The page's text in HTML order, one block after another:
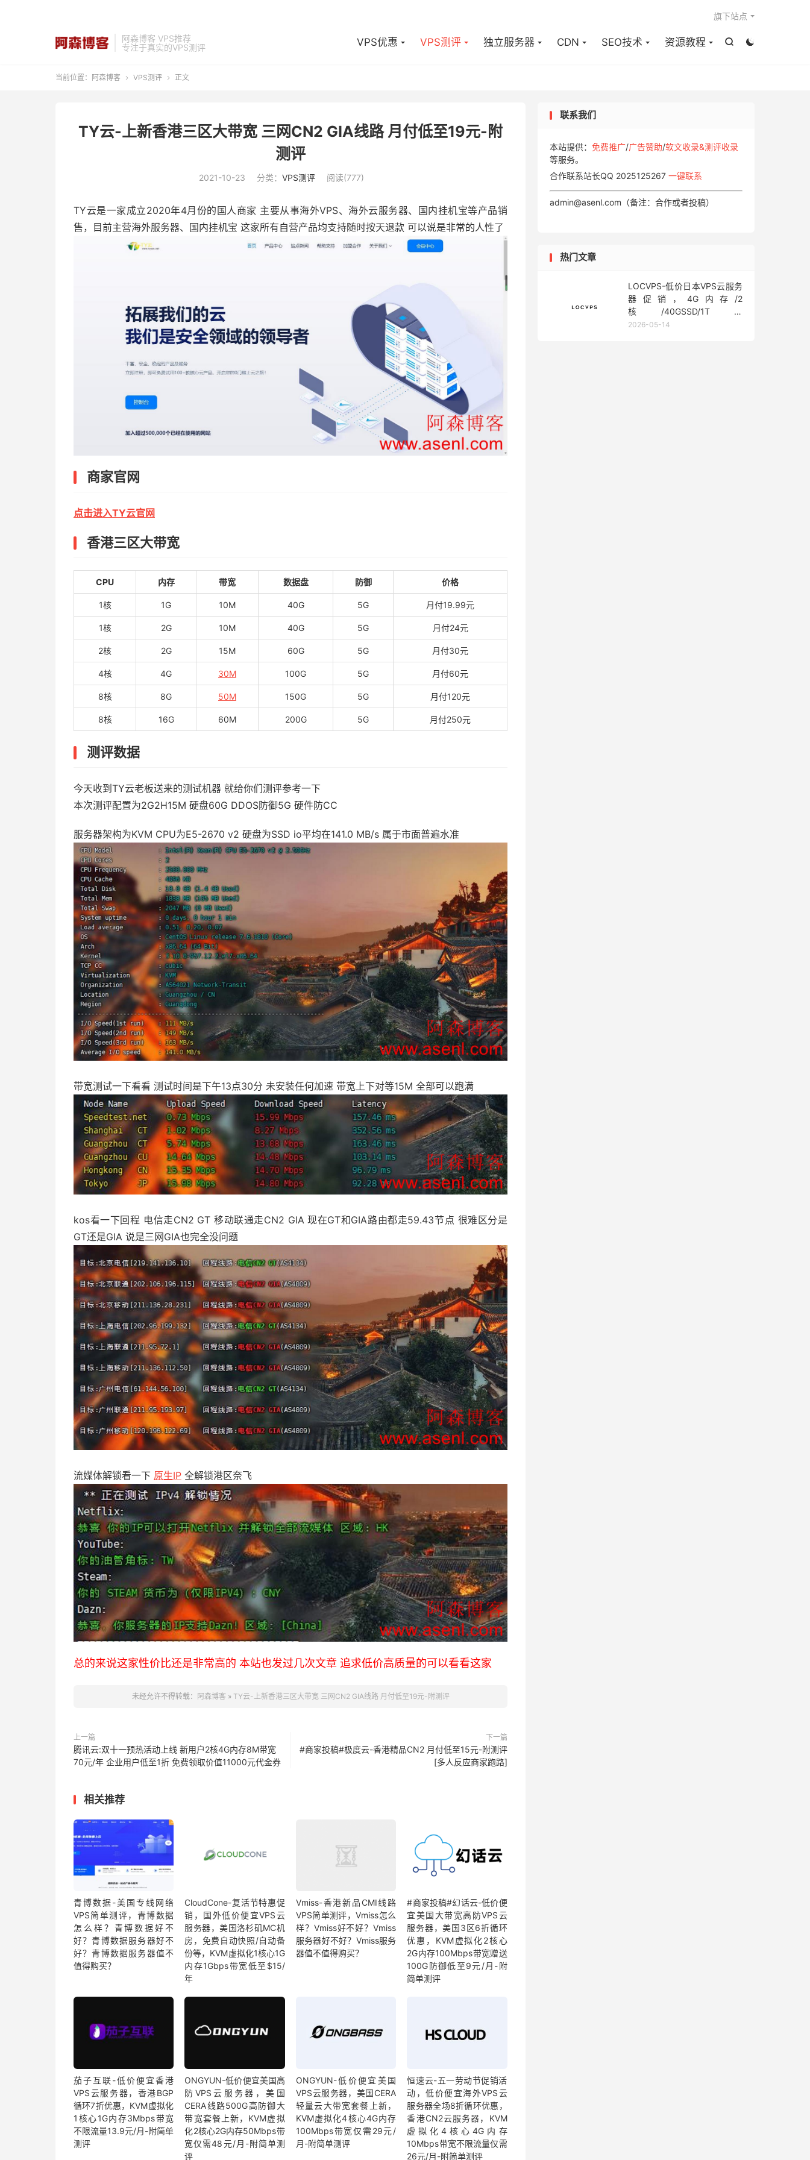
阿森博客 VPS推荐
专注于真实的VPS测评


VPS优惠 VPS测评 独立服务器 CDN SEO技术 资源教程
旗下站点
当前位置： 阿森博客  VPS测评  正文
TY云-上新香港三区大带宽 三网CN2 GIA线路 月付低至19元-附
测评
2021-10-23 分类： VPS测评 阅读(777)
TY云是一家成立2020年4月份的国人商家 主要从事海外VPS、海外云服务器、国内挂机宝等产品销
售，目前主营海外服务器、国内挂机宝 这家所有自营产品均支持随时按天退款 可以说是非常的人性了
商家官网
点击进入TY云官网
香港三区大带宽
CPU 内存 带宽 数据盘 防御 价格
1核 1G 10M 40G 5G 月付19.99元
1核 2G 10M 40G 5G 月付24元
2核 2G 15M 60G 5G 月付30元
4核 4G 30M 100G 5G 月付60元
8核 8G 50M 150G 5G 月付120元
8核 16G 60M 200G 5G 月付250元
测评数据
今天收到TY云老板送来的测试机器 就给你们测评参考一下
本次测评配置为2G2H15M 硬盘60G DDOS防御5G 硬件防CC
服务器架构为KVM CPU为E5-2670 v2 硬盘为SSD io平均在141.0 MB/s 属于市面普遍水准
带宽测试一下看看 测试时间是下午13点30分 未安装任何加速 带宽上下对等15M 全部可以跑满
kos看一下回程 电信走CN2 GT 移动联通走CN2 GIA 现在GT和GIA路由都走59.43节点 很难区分是
GT还是GIA 说是三网GIA也完全没问题
流媒体解锁看一下 原生IP 全解锁港区奈飞
总的来说这家性价比还是非常高的 本站也发过几次文章 追求低价高质量的可以看看这家
未经允许不得转载： 阿森博客 » TY云-上新香港三区大带宽 三网CN2 GIA线路 月付低至19元-附测评
上一篇
腾讯云:双十一预热活动上线 新用户2核4G内存8M带宽
70元/年 企业用户低至1折 免费领取价值11000元代金券
下一篇
#商家投稿#极度云-香港精品CN2 月付低至15元-附测评
[多人反应商家跑路]
相关推荐
青博数据-美国专线网络
VPS简单测评，青博数据
怎么样？青博数据好不
好？青博数据服务器好不
好？青博数据服务器值不
值得购买？
CloudCone-复活节特惠促
销，国外低价便宜VPS云
服务器，美国洛杉矶MC机
房，免费自动快照/自动备
份等，KVM虚拟化1核心1G
内存1Gbps带宽低至$15/
年
Vmiss-香港新品CMI线路
VPS简单测评，Vmiss怎么
样？Vmiss好不好？Vmiss
服务器好不好？Vmiss服务
器值不值得购买？
#商家投稿#幻话云-低价便
宜美国大带宽高防VPS云
服务器，美国3区6折循环
优惠，KVM虚拟化2核心
2G内存100Mbps带宽赠送
100G防御低至9元/月-附
简单测评
茄子互联-低价便宜香港
VPS云服务器，香港BGP
循环7折优惠，KVM虚拟化
1核心1G内存3Mbps带宽
不限流量13.9元/月-附简单
测评
ONGYUN-低价便宜美国高
防VPS云服务器，美国
CERA线路500G高防御大
带宽套餐上新，KVM虚拟
化2核心2G内存50Mbps带
宽仅需48元/月-附简单测
评
ONGYUN-低价便宜美国
VPS云服务器，美国CERA
轻量云大带宽套餐上新，
KVM虚拟化4核心4G内存
100Mbps带宽仅需29元/
月-附简单测评
恒速云-五一劳动节促销活
动，低价便宜海外VPS云
服务器全场8折循环优惠，
香港CN2云服务器，KVM
虚拟化4核心4G内存
10Mbps带宽不限流量仅需
26元/月-附简单测评
联系我们
本站提供： 免费推广/广告赞助/软文收录&测评收录
等服务。
合作联系站长QQ 2025125267 一键联系
admin@asenl.com（备注：合作或者投稿）
热门文章
LOCVPS-低价日本VPS云服务
器促销，4G内存/2
核/40GSSD/1T流
量/450Mbps带宽，低至36元/
2026-05-14